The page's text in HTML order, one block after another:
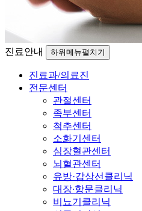
진료안내 하위메뉴펼치기
진료과/의료진
전문센터
관절센터
족부센터
척추센터
소화기센터
심장혈관센터
뇌혈관센터
유방·갑상선클리닉
대장∙항문클리닉
비뇨기클리닉